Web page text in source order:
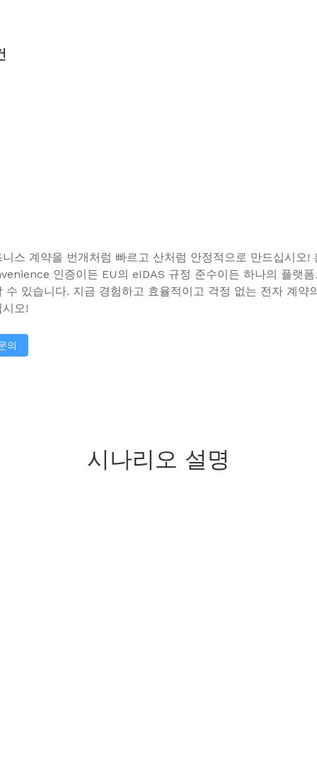
스 계약을 번개처럼 빠르고 산처럼 안정적으로 만드십시오!
인증이든 EU의 eIDAS 규정 준수이든 하나의 플랫
수 있습니다. 지금 경험하고 효율적이고 걱정 없는 전자 계약
오!
의
시나리오 설명